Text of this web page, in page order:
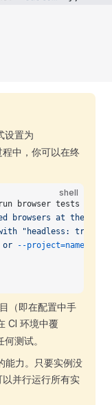
设置为
程中，你可以在终
shell
browser tests in
browsers at the
"headless: true"
or --project=name
（即在配置中手
CI 环境中覆
测试。
能力。只要实例没
以并行运行所有实